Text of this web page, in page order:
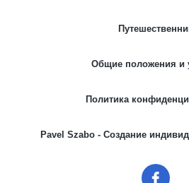
Общие положения и
Политика
Pavel Szabo - Создание